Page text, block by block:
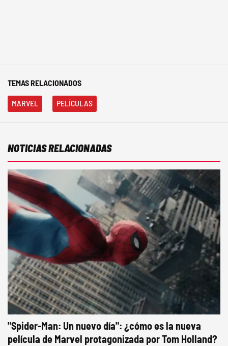
TEMAS RELACIONADOS
MARVEL PELÍCULAS
NOTICIAS RELACIONADAS
"Spider-Man: Un nuevo día": ¿cómo es la nueva
película de Marvel protagonizada por Tom Holland?